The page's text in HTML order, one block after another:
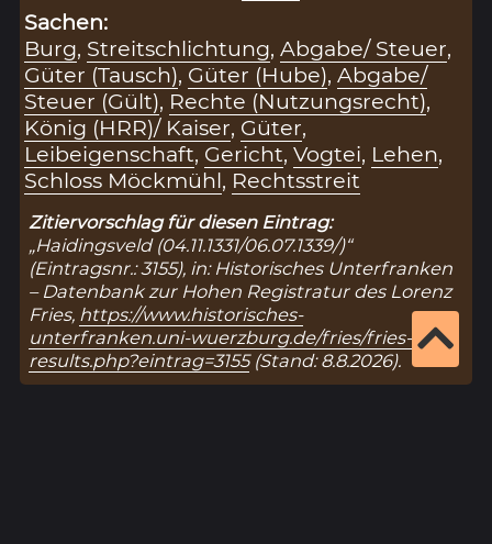
Sachen:
Burg, Streitschlichtung,Abgabe/ Steuer,
Güter (Tausch), Güter (Hube),Abgabe/
Steuer (Gült), Rechte (Nutzungsrecht),
König (HRR)/ Kaiser, Güter,
Leibeigenschaft, Gericht,Vogtei, Lehen,
Schloss Möckmühl, Rechtsstreit
Zitiervorschlag für diesen Eintrag:
„Haidingsveld (04.11.1331/06.07.1339/)“
(Eintragsnr.: 3155), in: Historisches Unterfranken
– Datenbank zur Hohen Registratur des Lorenz
Fries, https://www.historisches-
unterfranken.uni-wuerzburg.de/fries/fries-
results.php?eintrag=3155(Stand: 8.8.2026).